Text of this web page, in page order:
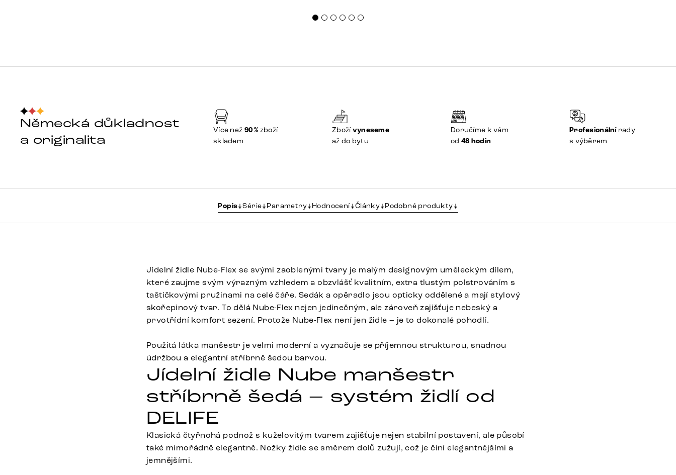
Německá důkladnost
a originalita
Více než 90 %zboží
skladem
Zbožívyneseme
až do bytu
Doručíme k vám
od 48 hodin
Profesionálnírady
s výběrem
Popis Série Parametry Hodnocení Články Podobné produkty
Jídelní židle Nube-Flex se svými zaoblenými tvary je malým designovým uměleckým dílem,
které zaujme svým výrazným vzhledem a obzvlášť kvalitním, extra tlustým polstrováním s
taštičkovými pružinami na celé čáře. Sedák a opěradlo jsou opticky oddělené a mají stylový
skořepinový tvar. To dělá Nube-Flex nejen jedinečným, ale zároveň zajišťuje nebeský a
prvotřídní komfort sezení. Protože Nube-Flex není jen židle – je to dokonalé pohodlí.
Použitá látka manšestr je velmi moderní a vyznačuje se příjemnou strukturou, snadnou
údržbou a elegantní stříbrně šedou barvou.
Jídelní židle Nube manšestr
stříbrně šedá – systém židlí od
DELIFE
Klasická čtyřnohá podnož s kuželovitým tvarem zajišťuje nejen stabilní postavení, ale působí
také mimořádně elegantně. Nožky židle se směrem dolů zužují, což je činí elegantnějšími a
jemnějšími.